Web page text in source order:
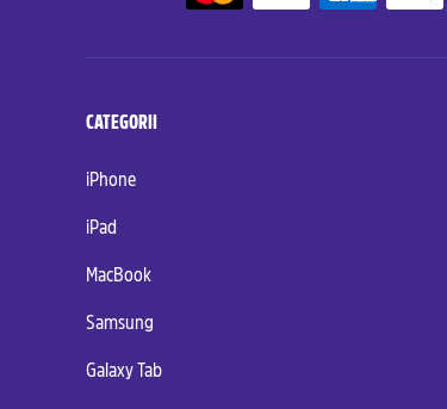
CATEGORII
iPhone
iPad
MacBook
Samsung
Galaxy Tab